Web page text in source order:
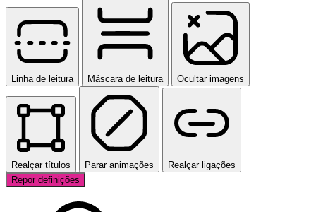
Linha de leitura Máscara de leitura Ocultar imagens
Realçar títulos Parar animações
Realçar ligações
Repor definições